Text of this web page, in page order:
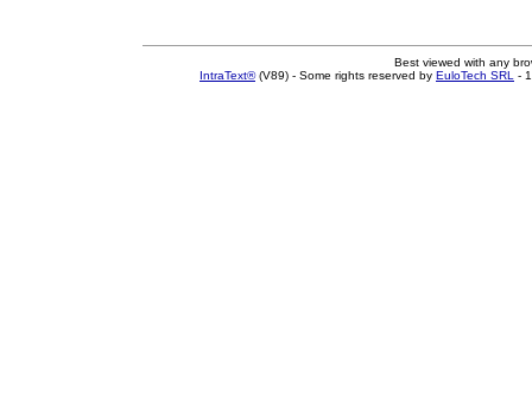
Best viewed with any
IntraText®(V89) - Some rights reserved by EuloTech SRL -